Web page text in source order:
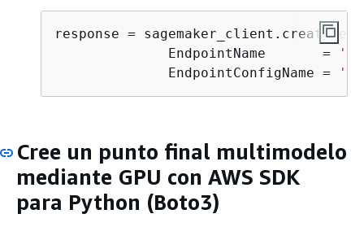
response =
              EndpointName       =
              EndpointConfigName =
Cree un punto final multimodelo
mediante GPU con AWS SDK
para Python (Boto3)